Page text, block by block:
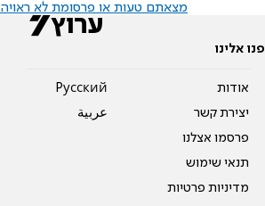
מצאתם טעות או פרסומת לא ראויה?
פנו אלינו
אודות
יצירת קשר
פרסמו אצלנו
תנאי שימוש
מדיניות פרטיות
Pусский
عربية